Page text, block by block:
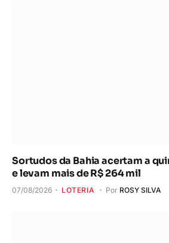
Sortudos da Bahia acertam a
e levam mais de R$ 264 mil
07/08/2026 LOTERIA Por ROSY SILVA